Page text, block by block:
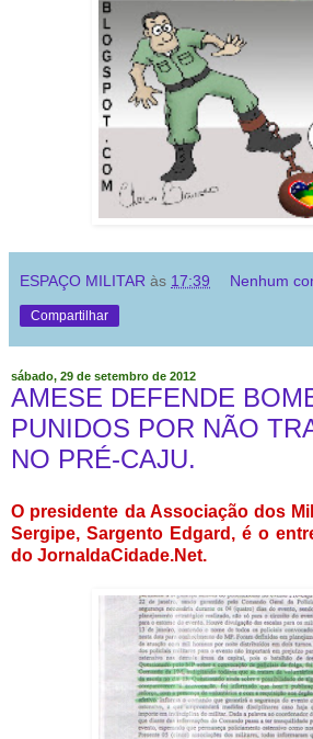
ESPAÇO MILITAR às 17:39 Nenhum
Compartilhar
sábado, 29 de setembro de 2012
AMESE DEFENDE
PUNIDOS POR NÃO
NO PRÉ-CAJU.
O presidente da Associação dos
Sergipe, Sargento Edgard, é o
do JornaldaCidade.Net.